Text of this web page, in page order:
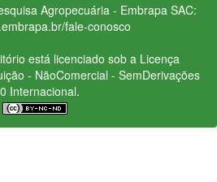
Agropecuária - Embrapa SAC:
fale-conosco
está licenciado sob a Licença
- NãoComercial - SemDerivações
Internacional.